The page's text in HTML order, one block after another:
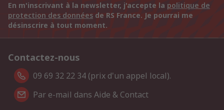
En m'inscrivant à la newsletter, j'accepte la politique de
protection des données de RS France. Je pourrai me
désinscrire à tout moment.
Contactez-nous
09 69 32 22 34 (prix d'un appel local).
Par e-mail dans Aide & Contact